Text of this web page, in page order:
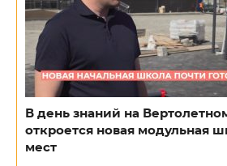
В день знаний на
откроется новая модульная
мест